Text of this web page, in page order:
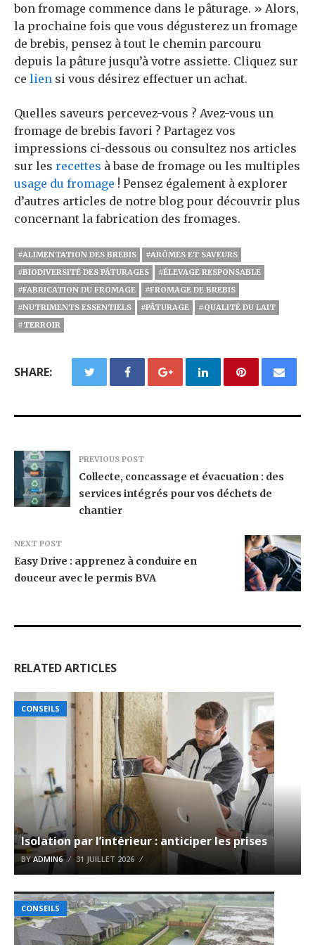
bon fromage commence dans le pâturage. » Alors,
la prochaine fois que vous dégusterez un fromage
de brebis, pensez à tout le chemin parcouru
depuis la pâture jusqu’à votre assiette. Cliquez sur
ce lien si vous désirez effectuer un achat.
Quelles saveurs percevez-vous ? Avez-vous un
fromage de brebis favori ? Partagez vos
impressions ci-dessous ou consultez nos articles
sur les recettes à base de fromage ou les multiples
usage du fromage ! Pensez également à explorer
d’autres articles de notre blog pour découvrir plus
concernant la fabrication des fromages.
#ALIMENTATION DES BREBIS
#ARÔMES ET SAVEURS
#BIODIVERSITÉ DES PÂTURAGES
#ÉLEVAGE RESPONSABLE
#FABRICATION DU FROMAGE
#FROMAGE DE BREBIS
#NUTRIMENTS ESSENTIELS
#PÂTURAGE
#QUALITÉ DU LAIT
#TERROIR
SHARE:
PREVIOUS POST
Collecte, concassage et évacuation : des
services intégrés pour vos déchets de
chantier
NEXT POST
Easy Drive : apprenez à conduire en
douceur avec le permis BVA
RELATED ARTICLES
CONSEILS
Isolation par l’intérieur : anticiper les prises
BYADMIN6 31 JUILLET 2026
CONSEILS